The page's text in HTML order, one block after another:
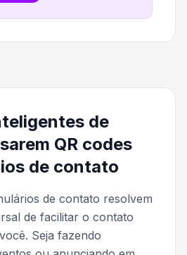
de
QR codes
de contato
de contato resolvem
de facilitar o contato
Seja fazendo